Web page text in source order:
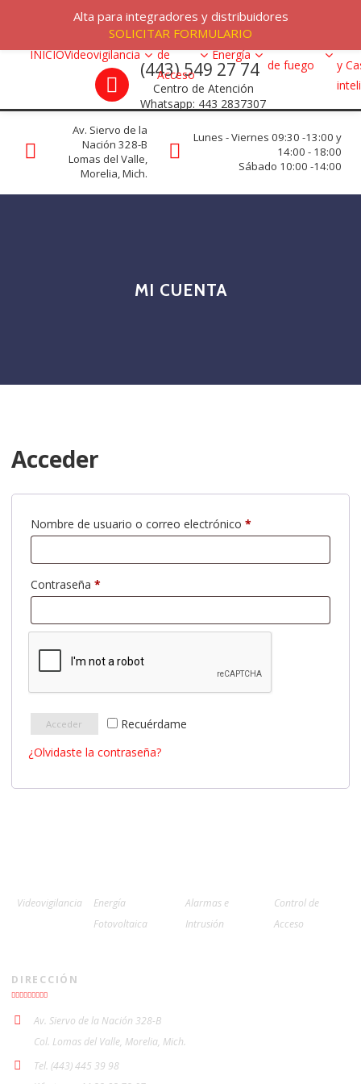
INICIOVideovigilancia
Control
de
Acceso
Energía
de fuego
y
Skip to navigation
VRC programs
La seguridad de su empresa es nuestro negocio.
Call us
(443) 549 27 74
Centro de Atención
Whatsapp: 443 2837307
Av. Siervo de la
Nación 328-B
Lomas del Valle,
Morelia, Mich.
Lunes - Viernes 09:30 -13:00 y
14:00 - 18:00
Sábado 10:00 -14:00
MI CUENTA
Acceder
Nombre de usuario o correo electrónico *
Contraseña *
Recuérdame
Acceder
¿Olvidaste la contraseña?
Videovigilancia
Energía
Fotovoltaica
Alarmas e
Intrusión
Control de
Acceso
DIRECCIÓN
Av. Siervo de la Nación 328-B
Col. Lomas del Valle, Morelia, Mich.
Tel. (443) 445 39 98
Alta para integradores y distribuidores
SOLICITAR FORMULARIO